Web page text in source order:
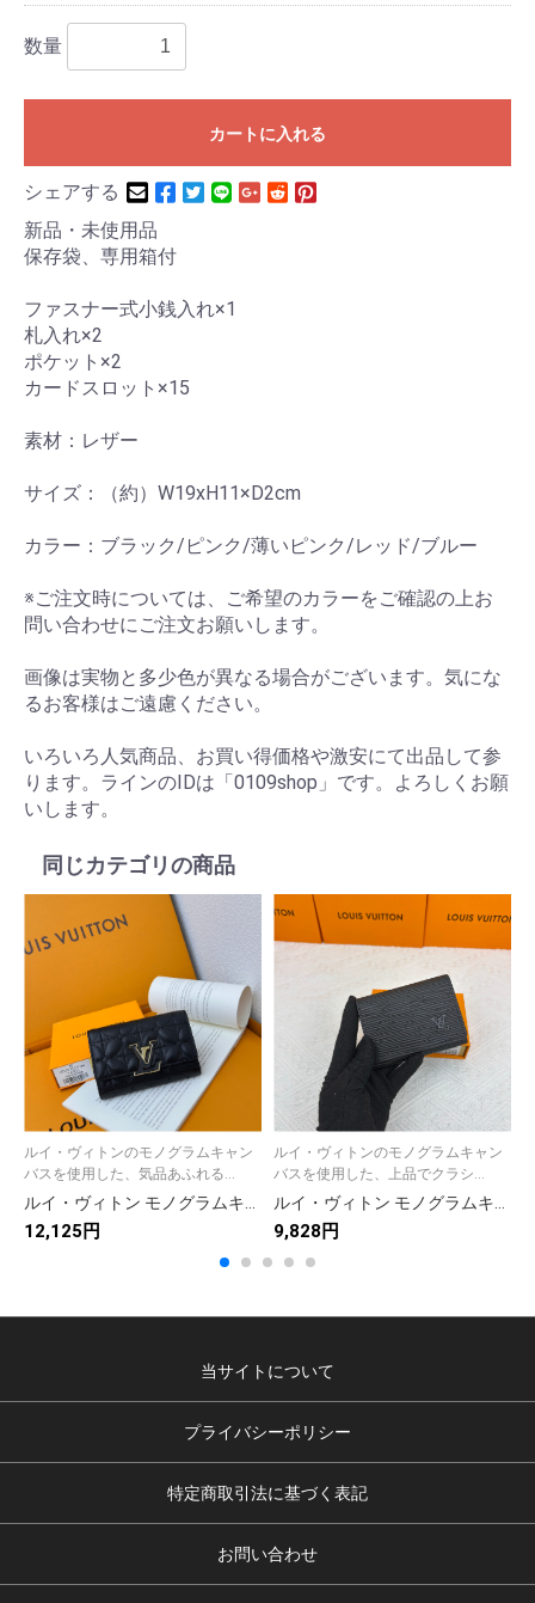
数量
カートに入れる
シェアする
新品・未使用品
保存袋、専用箱付
ファスナー式小銭入れ×1
札入れ×2
ポケット×2
カードスロット×15
素材：レザー
サイズ：（約）W19xH11×D2cm
カラー：ブラック/ピンク/薄いピンク/レッド/ブルー
※ご注文時については、ご希望のカラーをご確認の上お
問い合わせにご注文お願いします。
画像は実物と多少色が異なる場合がございます。気にな
るお客様はご遠慮ください。
いろいろ人気商品、お買い得価格や激安にて出品して参
ります。ラインのIDは「0109shop」です。よろしくお願
いします。
同じカテゴリの商品
ルイ・ヴィトンのモノグラムキャン
バスを使用した、気品あふれる...
12,125円
ルイ・ヴィトンのモノグラムキャン
バスを使用した、上品でクラシ...
9,828円
当サイトについて
プライバシーポリシー
特定商取引法に基づく表記
お問い合わせ